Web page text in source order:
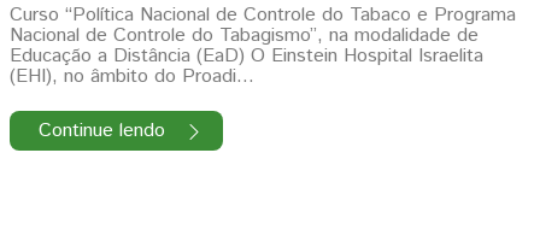
Curso “Política Nacional de Controle do Tabaco e Programa
Nacional de Controle do Tabagismo”, na modalidade de
Educação a Distância (EaD) O Einstein Hospital Israelita
(EHI), no âmbito do Proadi…
Continue lendo